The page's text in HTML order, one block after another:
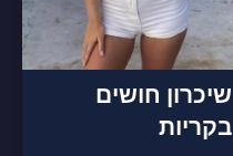
שיכרון חושים
בקריות